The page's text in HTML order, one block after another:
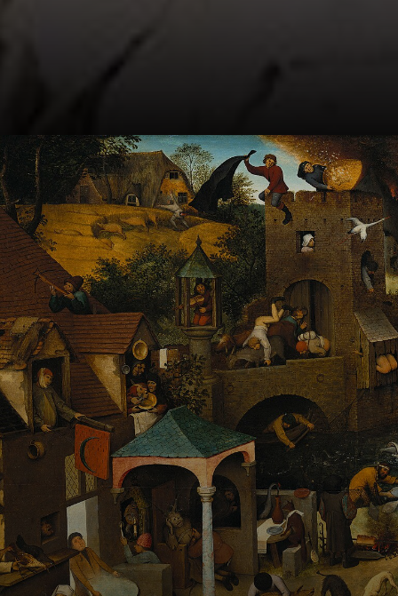
Em 1552, Bruegel
viajou para a Itália
para aprimorar
seus
conhecimentos
em pintura, mas
não foi
fortemente
influenciado pelo